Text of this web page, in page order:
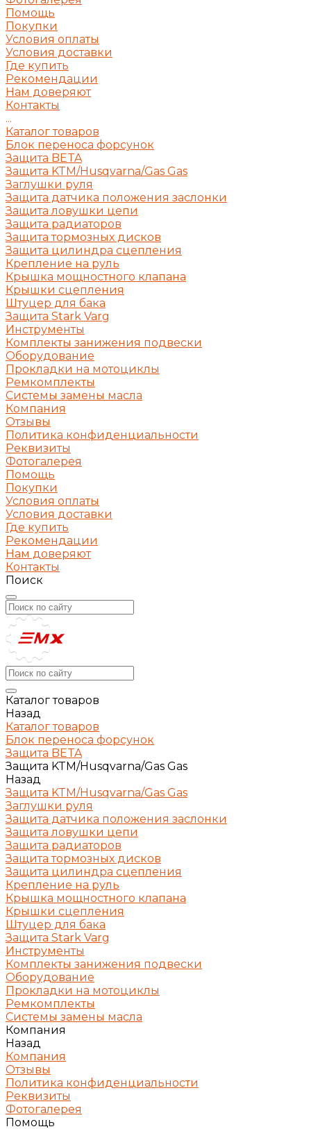
Помощь
Покупки
Условия оплаты
Условия доставки
Где купить
Рекомендации
Нам доверяют
Контакты
...
Каталог товаров
Блок переноса форсунок
Защита BETA
Защита KTM/Husqvarna/Gas Gas
Заглушки руля
Защита датчика положения заслонки
Защита ловушки цепи
Защита радиаторов
Защита тормозных дисков
Защита цилиндра сцепления
Крепление на руль
Крышка мощностного клапана
Крышки сцепления
Штуцер для бака
Защита Stark Varg
Инструменты
Комплекты занижения подвески
Оборудование
Прокладки на мотоциклы
Ремкомплекты
Системы замены масла
Компания
Отзывы
Политика конфиденциальности
Реквизиты
Фотогалерея
Помощь
Покупки
Условия оплаты
Условия доставки
Где купить
Рекомендации
Нам доверяют
Контакты
Поиск
Каталог товаров
Назад
Каталог товаров
Блок переноса форсунок
Защита BETA
Защита KTM/Husqvarna/Gas Gas
Назад
Защита KTM/Husqvarna/Gas Gas
Заглушки руля
Защита датчика положения заслонки
Защита ловушки цепи
Защита радиаторов
Защита тормозных дисков
Защита цилиндра сцепления
Крепление на руль
Крышка мощностного клапана
Крышки сцепления
Штуцер для бака
Защита Stark Varg
Инструменты
Комплекты занижения подвески
Оборудование
Прокладки на мотоциклы
Ремкомплекты
Системы замены масла
Компания
Назад
Компания
Отзывы
Политика конфиденциальности
Реквизиты
Фотогалерея
Помощь